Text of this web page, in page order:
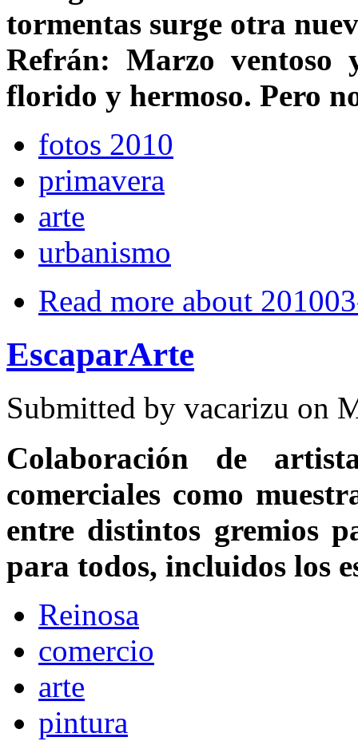
tormentas surge otra
Refrán: Marzo ventoso
florido y hermoso. Pero
fotos 2010
primavera
arte
urbanismo
Read more about
EscaparArte
Submitted by vacarizu on
Colaboración de
comerciales como
entre distintos gremios
para todos, incluidos los
Reinosa
comercio
arte
pintura